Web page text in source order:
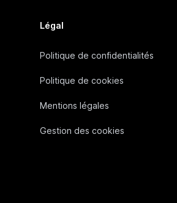
Légal
Politique de confidentialités
Politique de cookies
Mentions légales
Gestion des cookies